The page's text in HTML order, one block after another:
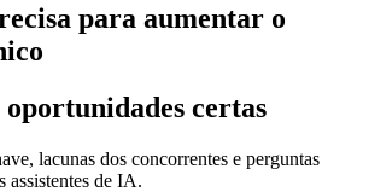
para aumentar o
certas
lacunas dos concorrentes e perguntas
assistentes de IA.